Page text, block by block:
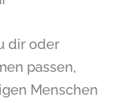
dir oder
passen,
Menschen